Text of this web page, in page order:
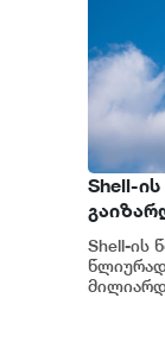
Shell-
Shell-ის